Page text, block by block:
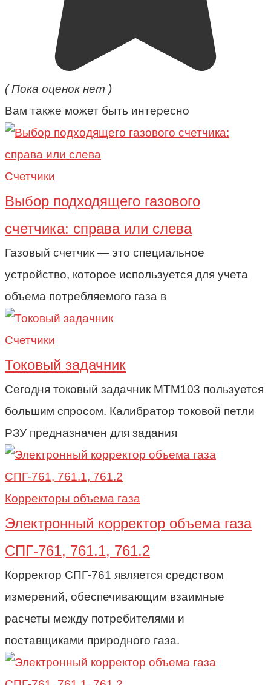
( Пока оценок нет )
Вам также может быть интересно
Счетчики
Выбор подходящего газового
счетчика: справа или слева
Газовый счетчик — это специальное
устройство, которое используется для учета
объема потребляемого газа в
Счетчики
Токовый задачник
Сегодня токовый задачник МТМ103 пользуется
большим спросом. Калибратор токовой петли
РЗУ предназначен для задания
Корректоры объема газа
Электронный корректор объема газа
СПГ-761, 761.1, 761.2
Корректор СПГ-761 является средством
измерений, обеспечивающим взаимные
расчеты между потребителями и
поставщиками природного газа.